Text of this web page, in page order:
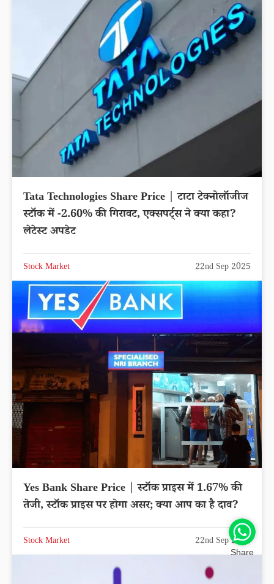
Tata Technologies Share Price | टाटा टेक्नोलॉजीज
स्टॉक में -2.60% की गिरावट, एक्सपर्ट्स ने क्या कहा?
लेटेस्ट अपडेट
Stock Market 22nd Sep 2025
Yes Bank Share Price | स्टॉक प्राइस में 1.67% की
तेजी, स्टॉक प्राइस पर होगा असर; क्या आप का है दाव?
Stock Market 22nd Sep 2025
Share